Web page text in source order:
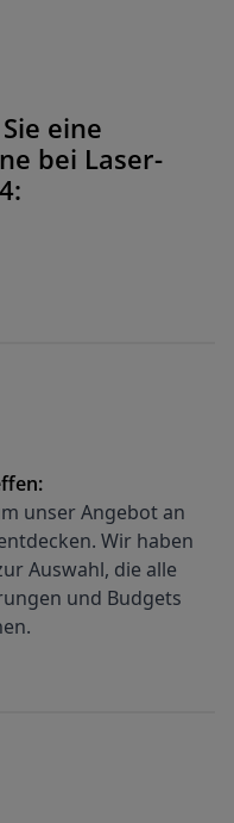
eine
bei Laser-
unser Angebot an
Wir haben
Auswahl, die alle
und Budgets